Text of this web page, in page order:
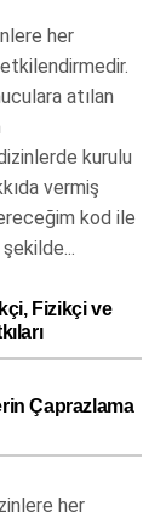
her
atılan
kurulu
vermiş
kod ile
Fizikçi ve
Çaprazlama
her